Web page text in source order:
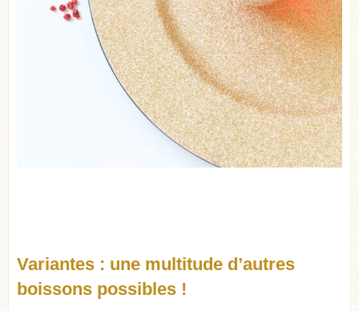
Variantes : une multitude d’autres
boissons possibles !